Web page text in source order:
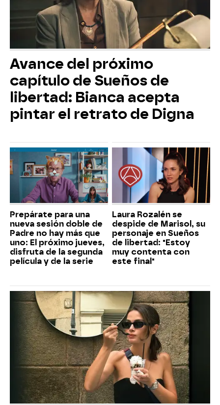
Avance del próximo
capítulo de Sueños de
libertad: Bianca acepta
pintar el retrato de Digna
Prepárate para una
nueva sesión doble de
Padre no hay más que
uno: El próximo jueves,
disfruta de la segunda
película y de la serie
Laura Rozalén se
despide de Marisol, su
personaje en Sueños
de libertad: "Estoy
muy contenta con
este final"